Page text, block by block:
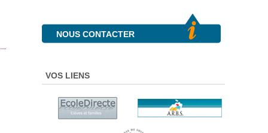
NOUS CONTACTER
VOS LIENS